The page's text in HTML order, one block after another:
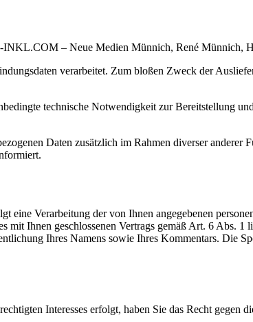
– Neue Medien Münnich, René Münnich,
verarbeitet. Zum bloßen Zweck der
technische Notwendigkeit zur Bereitstellung
Daten zusätzlich im Rahmen diverser
eine Verarbeitung der von Ihnen angegebenen
mit Ihnen geschlossenen Vertrags gemäß Art. 6
Ihres Namens sowie Ihres Kommentars. Die
Interesses erfolgt, haben Sie das Recht gegen